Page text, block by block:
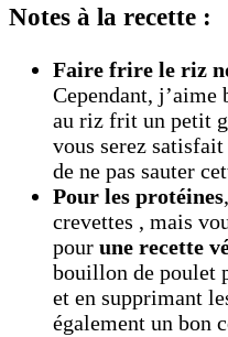
Notes à la recette :
Faire frire le riz
Cependant,
au riz frit un petit
vous serez
de ne pas sauter
Pour les protéines
crevettes , mais
pour une recette
bouillon de poulet
et en supprimant
également un bon